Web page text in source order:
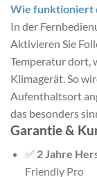
Wie funktioniert
In der
Aktivieren Sie
Temperatur dort,
Klimagerät. So
Aufenthaltsort
das besonders
Garantie &
✅ 2 Jahre
Friendly Pro